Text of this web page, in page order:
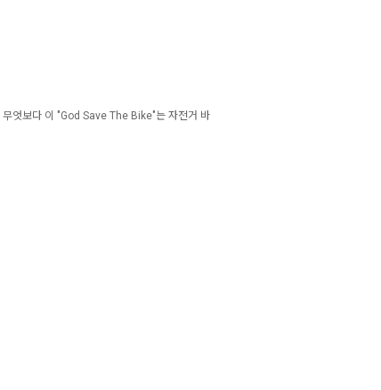
무엇보다 이 "God Save The Bike"는 자전거 바